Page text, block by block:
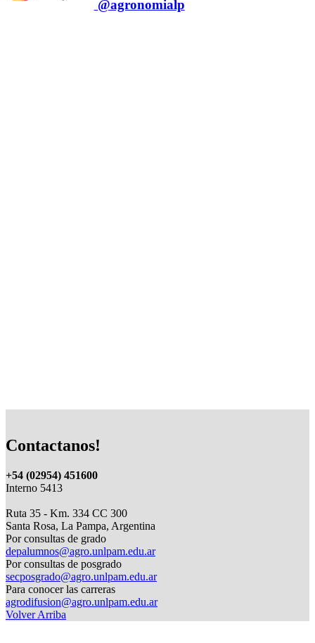
@agronomialp
Contactanos!
+54 (02954) 451600
Interno 5413
Ruta 35 - Km. 334 CC 300
Santa Rosa, La Pampa, Argentina
Por consultas de grado
depalumnos@agro.unlpam.edu.ar
Por consultas de posgrado
secposgrado@agro.unlpam.edu.ar
Para conocer las carreras
agrodifusion@agro.unlpam.edu.ar
Volver Arriba